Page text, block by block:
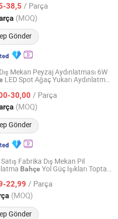
YolIşığı
1500/1000/800/600/500/400/300/
38,5 / Parça
(MOQ)
Gönder
Fiyat 2009
Mekan Peyzaj Aydınlatması 6W
LED Spot Ağaç Yukarı Aydınlatma
30,00 / Parça
(MOQ)
Gönder
Ltd.,
Fiyat 2022
Satış Fabrika Dış Mekan Pil
Bahçe Yol Güç Işıkları Toptan
En İyi Sokak Dış Mekan LED
Lambası
22,99 / Parça
(MOQ)
Gönder
Application Co.,
Fiyat 2023